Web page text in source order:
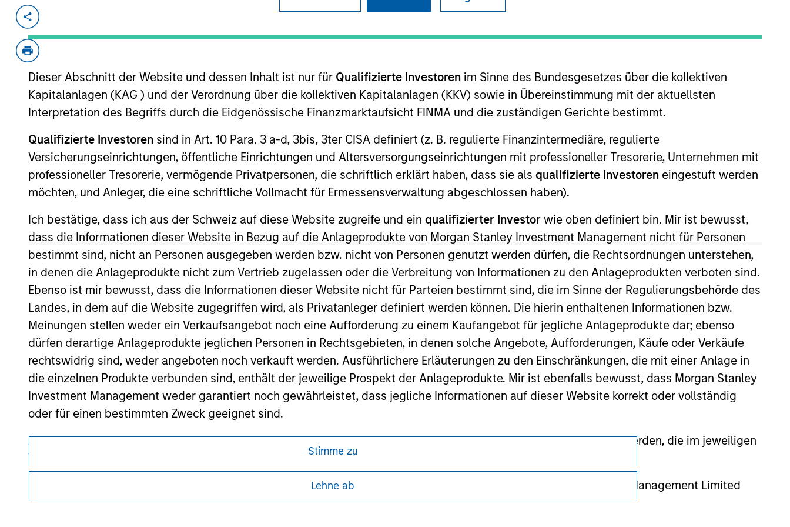
Dieser Abschnitt der Website und dessen Inhalt ist nur für Qualifizierte Investoren im Sinne des Bundesgesetzes über die kollektiven
Kapitalanlagen (KAG ) und der Verordnung über die kollektiven Kapitalanlagen (KKV) sowie in Übereinstimmung mit der aktuellsten
Interpretation des Begriffs durch die Eidgenössische Finanzmarktaufsicht FINMA und die zuständigen Gerichte bestimmt.
Qualifizierte Investoren sind in Art. 10 Para. 3 a-d, 3bis, 3ter CISA definiert (z. B. regulierte Finanzintermediäre, regulierte
Versicherungseinrichtungen, öffentliche Einrichtungen und Altersversorgungseinrichtungen mit professioneller Tresorerie, Unternehmen mit
professioneller Tresorerie, vermögende Privatpersonen, die schriftlich erklärt haben, dass sie als qualifizierte Investoren eingestuft werden
möchten, und Anleger, die eine schriftliche Vollmacht für Ermessensverwaltung abgeschlossen haben).
Ich bestätige, dass ich aus der Schweiz auf diese Website zugreife und ein qualifizierter Investor wie oben definiert bin. Mir ist bewusst,
dass die Informationen dieser Website in Bezug auf die Anlageprodukte von Morgan Stanley Investment Management nicht für Personen
bestimmt sind, nicht an Personen ausgegeben werden bzw. nicht von Personen genutzt werden dürfen, die Rechtsordnungen unterstehen,
in denen die Anlageprodukte nicht zum Vertrieb zugelassen oder die Verbreitung von Informationen zu den Anlageprodukten verboten sind.
Ebenso ist mir bewusst, dass die Informationen dieser Website nicht für Parteien bestimmt sind, die im Sinne der Regulierungsbehörde des
Landes, in dem auf die Website zugegriffen wird, als Privatanleger definiert werden können. Die hierin enthaltenen Informationen bzw.
Meinungen stellen weder ein Verkaufsangebot noch eine Aufforderung zu einem Kaufangebot für jegliche Anlageprodukte dar; ebenso
dürfen derartige Anlageprodukte jeglichen Personen in Rechtsgebieten, in denen solche Angebote, Aufforderungen, Käufe oder Verkäufe
rechtswidrig sind, weder angeboten noch verkauft werden. Ausführlichere Erläuterungen zu den Einschränkungen, die mit einer Anlage in
die einzelnen Produkte verbunden sind, enthält der jeweilige Prospekt der Anlageprodukte. Mir ist ebenfalls bewusst, dass Morgan Stanley
Investment Management weder garantiert noch gewährleistet, dass jegliche Informationen auf dieser Website korrekt oder vollständig
oder für einen bestimmten Zweck geeignet sind.
Anträge für Anteile in den auf der Website erwähnten Fonds sollten nur auf Grundlage der Informationen gestellt werden, die im jeweiligen
Verkaufsprospekt, Jahres- und Halbjahresbericht enthalten sind („Angebotsunterlagen”).
Die auf der Website dargelegten Informationen entsprechen nach bestem Wissen von Morgan Stanley Investment Management Limited
(das hierbei alle angemessene Sorgfalt hat walten lassen) den Tatsachen und es wurde nichts ausgelassen, das sich auf die Bedeutung
Stimme zu
Lehne ab
Oct 2014 Follow-On Mar 2021
companies.
View Current Employment Opportunities
View Site
Morgan Stanley Expansion Capital
As of July 25, 2025. The above is provided for informational and educational purposes only. There is no guarantee that the investment mentioned
resulted in positive performance (for realized holdings), or will perform well in the future (for current holdings). The trademarks and service marks
above are the property of their respective owners. The information on this website has not been authorized, sponsored, or otherwise approved by
only as a convenience and the inclusion of any hyperlink is not and does not imply any endorsement, approval, investigation, verification or
monitoring by us of any information contained in any hyperlinked site. In no event shall we be responsible for the information contained on the site
or your use of such site.
Morgan Stanley
Morgan Stanley Careers
Dieses Dokument ist ein Marketingdokument.
Nutzer müssen die Nutzungsbedingungen lesen und akzeptieren, da in diesen bestimmte gesetzliche und
regulatorische Auflagen enthalten sind, die für die Verbreitung von Informationen zu den Anlageprodukten
von Morgan Stanley Investment Management gelten.
Nutzungsbedingungen